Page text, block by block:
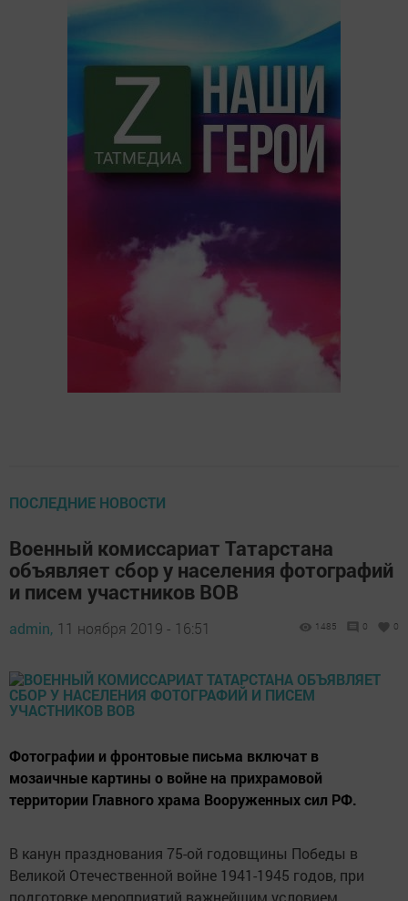
ПОСЛЕДНИЕ НОВОСТИ
Военный комиссариат Татарстана
объявляет сбор у населения фотографий
и писем участников ВОВ
admin, 11 ноября 2019 - 16:51 1485 0 0
Фотографии и фронтовые письма включат в
мозаичные картины о войне на прихрамовой
территории Главного храма Вооруженных сил РФ.
В канун празднования 75-ой годовщины Победы в
Великой Отечественной войне 1941-1945 годов, при
подготовке мероприятий важнейшим условием